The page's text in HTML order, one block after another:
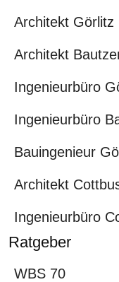
Architekt Görlitz
Architekt
Ingenieurbüro
Ingenieurbüro
Bauingenieur
Architekt
Ingenieurbüro
Ratgeber
WBS 70